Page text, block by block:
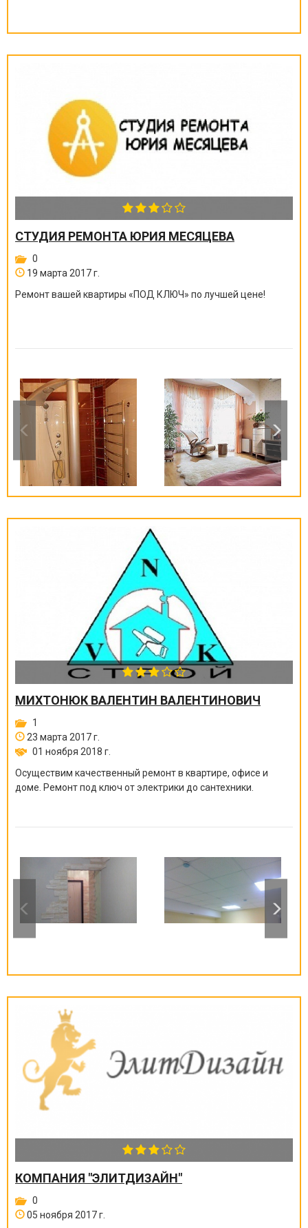
СТУДИЯ РЕМОНТА ЮРИЯ МЕСЯЦЕВА
0
19 марта 2017 г.
Ремонт вашей квартиры «ПОД КЛЮЧ» по лучшей цене!
МИХТОНЮК ВАЛЕНТИН ВАЛЕНТИНОВИЧ
1
23 марта 2017 г.
01 ноября 2018 г.
Осуществим качественный ремонт в квартире, офисе и
доме. Ремонт под ключ от электрики до сантехники.
КОМПАНИЯ "ЭЛИТДИЗАЙН"
0
05 ноября 2017 г.